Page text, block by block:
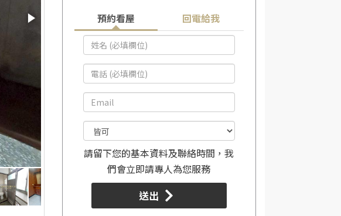
預約看屋 回電給我
請留下您的基本資料及聯絡時間，我
們會立即請專人為您服務
送出